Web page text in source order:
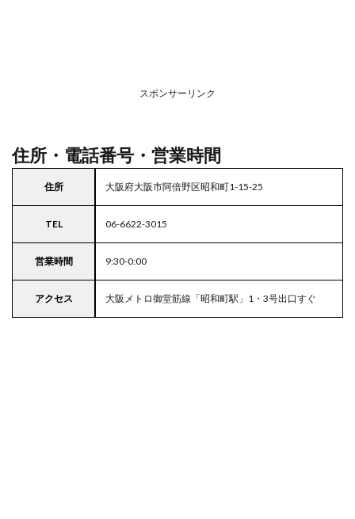
イフ
スポンサーリンク
住所・電話番号・営業時間
住所 大阪府大阪市阿倍野区昭和町1-15-25
TEL 06-6622-3015
営業時間 9:30-0:00
アクセス 大阪メトロ御堂筋線「昭和町駅」1・3号出口すぐ